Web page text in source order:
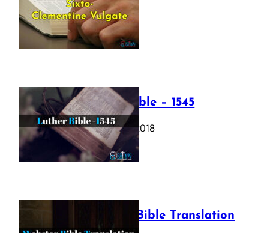
Vulgate
July 12, 2025
Luther Bible – 1545
October 17, 2018
Webster Bible Translation